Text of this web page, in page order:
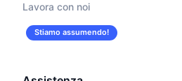
Lavora con noi
Stiamo assumendo!